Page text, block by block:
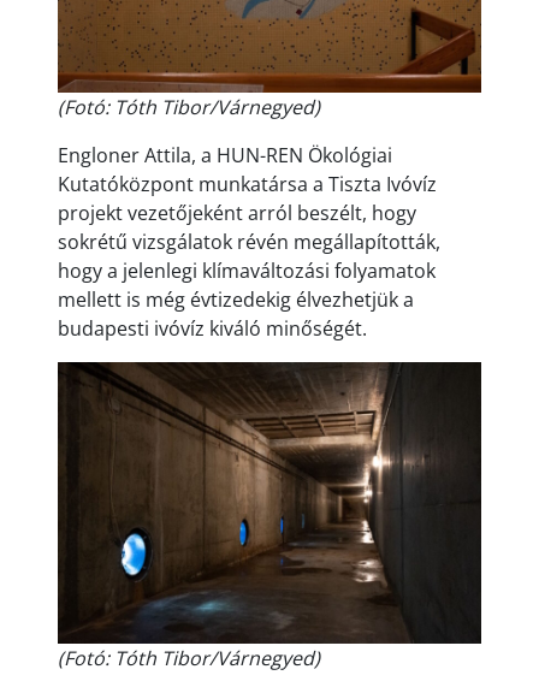
(Fotó: Tóth Tibor/Várnegyed)
Engloner Attila, a HUN-REN Ökológiai
Kutatóközpont munkatársa a Tiszta Ivóvíz
projekt vezetőjeként arról beszélt, hogy
sokrétű vizsgálatok révén megállapították,
hogy a jelenlegi klímaváltozási folyamatok
mellett is még évtizedekig élvezhetjük a
budapesti ivóvíz kiváló minőségét.
(Fotó: Tóth Tibor/Várnegyed)